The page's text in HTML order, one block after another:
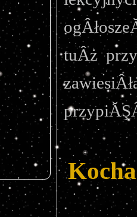
tuÂż